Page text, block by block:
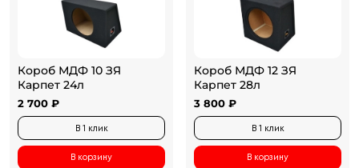
Короб МДФ 10 ЗЯ
Карпет 24л
2 700 ₽
В 1 клик
В корзину
Короб МДФ 12 ЗЯ
Карпет 28л
3 800 ₽
В 1 клик
В корзину